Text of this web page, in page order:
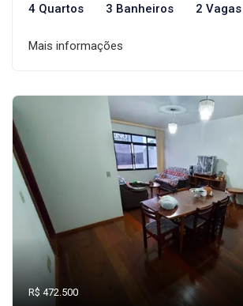
4 Quartos 3 Banheiros 2 Vagas
Mais informações
R$ 472.500